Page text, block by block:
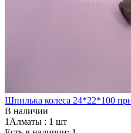
Шпилька колеса 24*22*100
В наличии
1Алматы : 1 шт